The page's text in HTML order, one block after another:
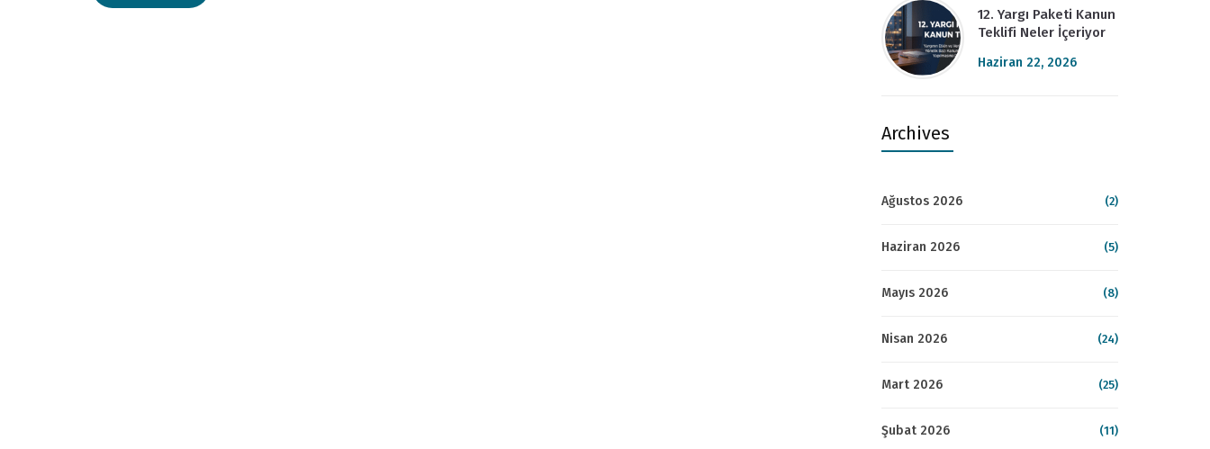
12. Yargı Paketi Kanun
Teklifi Neler İçeriyor
Haziran 22, 2026
Archives
Ağustos 2026 (2)
Haziran 2026 (5)
Mayıs 2026 (8)
Nisan 2026 (24)
Mart 2026 (25)
Şubat 2026 (11)